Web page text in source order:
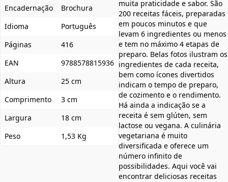
Encadernação
Brochura
Idioma
Português
Páginas
416
EAN
9788578815936
Altura
25 cm
Comprimento
3 cm
Largura
18 cm
Peso
1,53 Kg
muita praticidade e sabor. São
200 receitas fáceis, preparadas
em poucos minutos e que
levam 6 ingredientes ou menos
e tem no máximo 4 etapas de
preparo. Belas fotos ilustram os
ingredientes de cada receita,
bem como ícones divertidos
indicam o tempo de preparo,
de cozimento e o rendimento.
Há ainda a indicação se a
receita é sem glúten, sem
lactose ou vegana. A culinária
vegetariana é muito
diversificada e oferece um
número infinito de
possibilidades. Aqui você vai
encontrar deliciosas receitas